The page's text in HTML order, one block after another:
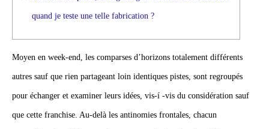
quand je teste une telle fabrication ?
Moyen en week-end, les comparses d’horizons totalement différents
autres sauf que rien partageant loin identiques pistes, sont regroupés
pour échanger et examiner leurs idées, vis-í -vis du considération sauf
que cette franchise. Au-delà les antinomies frontales, chacun